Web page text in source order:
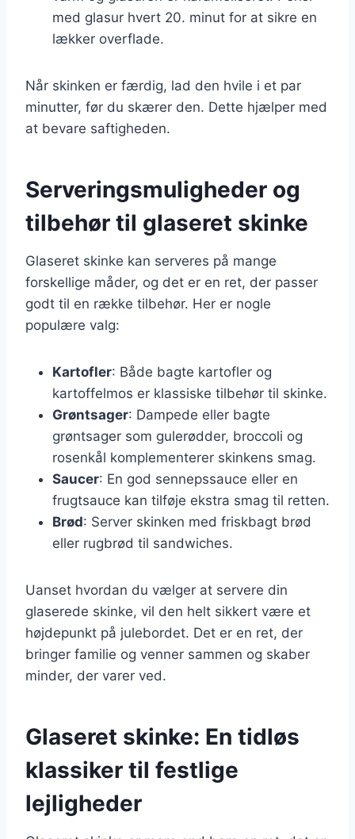
med glasur hvert 20. minut for at sikre en
lækker overflade.
Når skinken er færdig, lad den hvile i et par
minutter, før du skærer den. Dette hjælper med
at bevare saftigheden.
Serveringsmuligheder og
tilbehør til glaseret skinke
Glaseret skinke kan serveres på mange
forskellige måder, og det er en ret, der passer
godt til en række tilbehør. Her er nogle
populære valg:
Kartofler: Både bagte kartofler og
kartoffelmos er klassiske tilbehør til skinke.
Grøntsager: Dampede eller bagte
grøntsager som gulerødder, broccoli og
rosenkål komplementerer skinkens smag.
Saucer: En god sennepssauce eller en
frugtsauce kan tilføje ekstra smag til retten.
Brød: Server skinken med friskbagt brød
eller rugbrød til sandwiches.
Uanset hvordan du vælger at servere din
glaserede skinke, vil den helt sikkert være et
højdepunkt på julebordet. Det er en ret, der
bringer familie og venner sammen og skaber
minder, der varer ved.
Glaseret skinke: En tidløs
klassiker til festlige
lejligheder